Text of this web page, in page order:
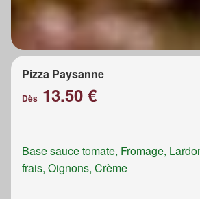
Pizza Paysanne
Dès 13.50 €
Base sauce tomate, Fromage,
frais, Oignons, Crème